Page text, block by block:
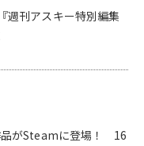
週刊アスキー特別編集
品がSteamに登場！ 16